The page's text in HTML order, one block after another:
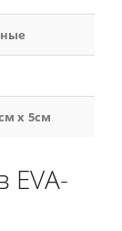
x 5см
EVA-